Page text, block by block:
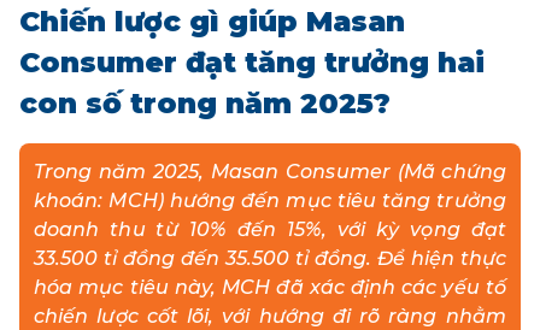
SẢN PHẨM
PHÁT TRIỂN BỀN VỮNG
LIÊN HỆ
MUA HÀNG
Chiến lược gì giúp Masan
Consumer đạt tăng trưởng hai
con số trong năm 2025?
Trong năm 2025, Masan Consumer (Mã chứng
khoán: MCH) hướng đến mục tiêu tăng trưởng
doanh thu từ 10% đến 15%, với kỳ vọng đạt
33.500 tỉ đồng đến 35.500 tỉ đồng. Để hiện thực
hóa mục tiêu này, MCH đã xác định các yếu tố
chiến lược cốt lõi, với hướng đi rõ ràng nhằm